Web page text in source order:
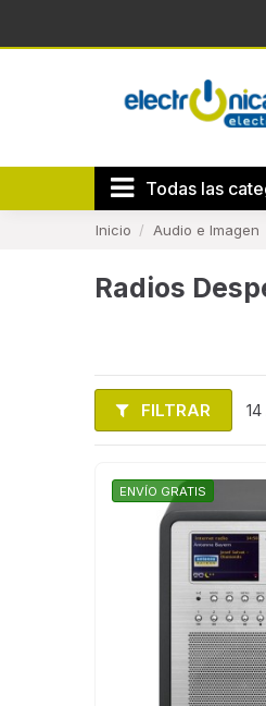
Todas las
Inicio Audio e Imagen
Radios
FILTRAR
ENVÍO GRATIS